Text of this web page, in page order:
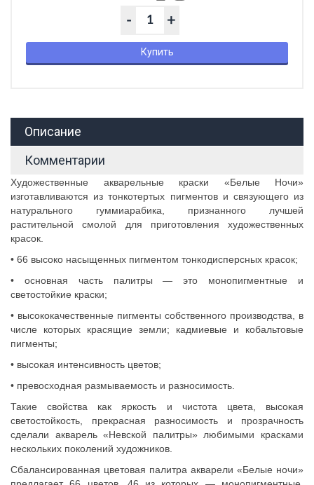
+
-
Купить
Описание
Комментарии
Художественные акварельные краски «Белые Ночи»
изготавливаются из тонкотертых пигментов и связующего из
натурального гуммиарабика, признанного лучшей
растительной смолой для приготовления художественных
красок.
• 66 высоко насыщенных пигментом тонкодисперсных красок;
• основная часть палитры — это монопигментные и
светостойкие краски;
• высококачественные пигменты собственного производства, в
числе которых красящие земли; кадмиевые и кобальтовые
пигменты;
• высокая интенсивность цветов;
• превосходная размываемость и разносимость.
Такие свойства как яркость и чистота цвета, высокая
светостойкость, прекрасная разносимость и прозрачность
сделали акварель «Невской палитры» любимыми красками
нескольких поколений художников.
Сбалансированная цветовая палитра акварели «Белые ночи»